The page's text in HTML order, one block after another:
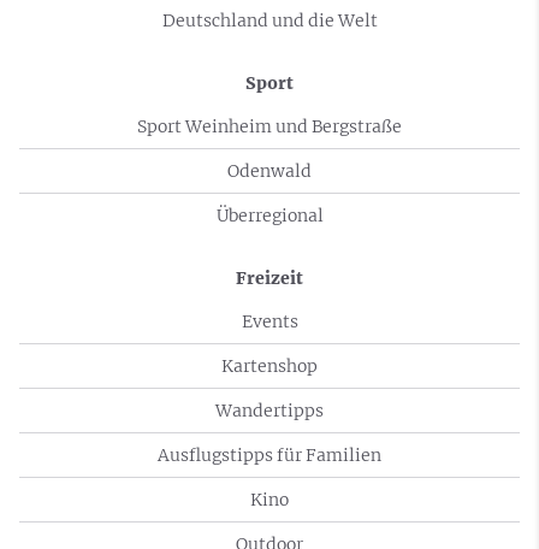
Deutschland und die Welt
Sport
Sport Weinheim und Bergstraße
Odenwald
Überregional
Freizeit
Events
Kartenshop
Wandertipps
Ausflugstipps für Familien
Kino
Outdoor